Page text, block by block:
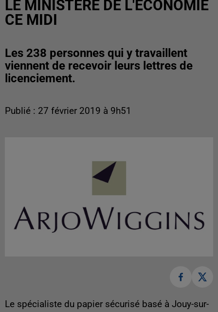
LE MINISTÈRE DE L'ECONOMIE
CE MIDI
Les 238 personnes qui y travaillent
viennent de recevoir leurs lettres de
licenciement.
Publié : 27 février 2019 à 9h51
Le spécialiste du papier sécurisé basé à Jouy-sur-